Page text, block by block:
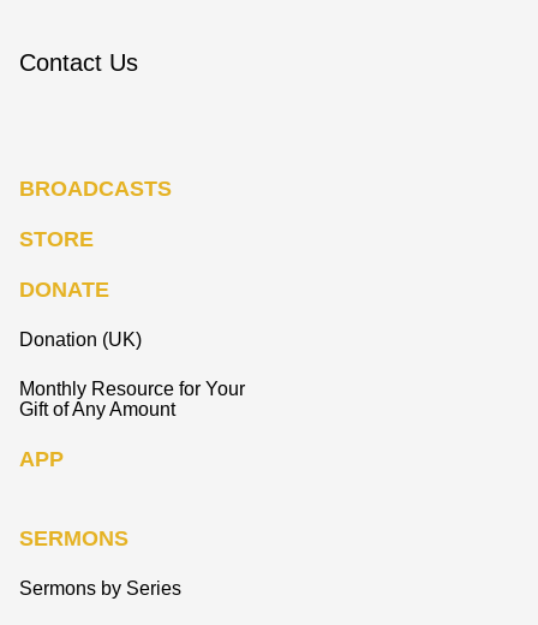
Contact Us
BROADCASTS
STORE
DONATE
Donation (UK)
Monthly Resource for Your
Gift of Any Amount
APP
SERMONS
Sermons by Series